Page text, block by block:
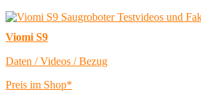
Viomi S9
Daten / Videos / Bezug
Preis im Shop*